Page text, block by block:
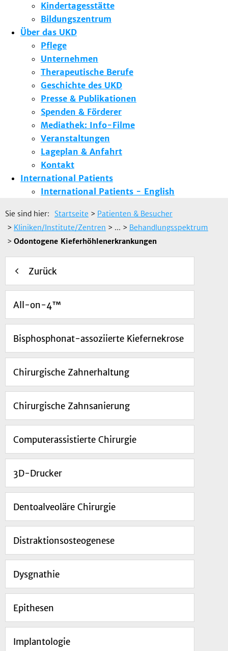
Kindertagesstätte
Bildungszentrum
Über das UKD
Pflege
Unternehmen
Therapeutische Berufe
Geschichte des UKD
Presse & Publikationen
Spenden & Förderer
Mediathek: Info-Filme
Veranstaltungen
Lageplan & Anfahrt
Kontakt
International Patients
International Patients - English
Sie sind hier: Startseite > Patienten & Besucher
> Kliniken/Institute/Zentren > ... > Behandlungsspektrum
> Odontogene Kieferhöhlenerkrankungen
Zurück
All-on-4™
Bisphosphonat-assoziierte Kiefernekrose
Chirurgische Zahnerhaltung
Chirurgische Zahnsanierung
Computerassistierte Chirurgie
3D-Drucker
Dentoalveoläre Chirurgie
Distraktionsosteogenese
Dysgnathie
Epithesen
Implantologie